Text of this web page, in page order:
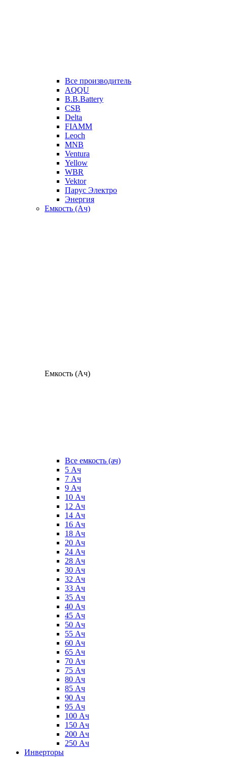
Все производитель
AQQU
B.B.Battery
CSB
Delta
FIAMM
Leoch
MNB
Ventura
Yellow
WBR
Vektor
Парус Электро
Энергия
Емкость (Ач)
Емкость (Ач)
Все емкость (ач)
5 Ач
7 Ач
9 Ач
10 Ач
12 Ач
14 Ач
16 Ач
18 Ач
20 Ач
24 Ач
28 Ач
30 Ач
32 Ач
33 Ач
35 Ач
40 Ач
45 Ач
50 Ач
55 Ач
60 Ач
65 Ач
70 Ач
75 Ач
80 Ач
85 Ач
90 Ач
95 Ач
100 Ач
150 Ач
200 Ач
250 Ач
Инверторы